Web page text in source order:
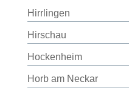
Hirrlingen
Hirschau
Hockenheim
Horb am Neckar